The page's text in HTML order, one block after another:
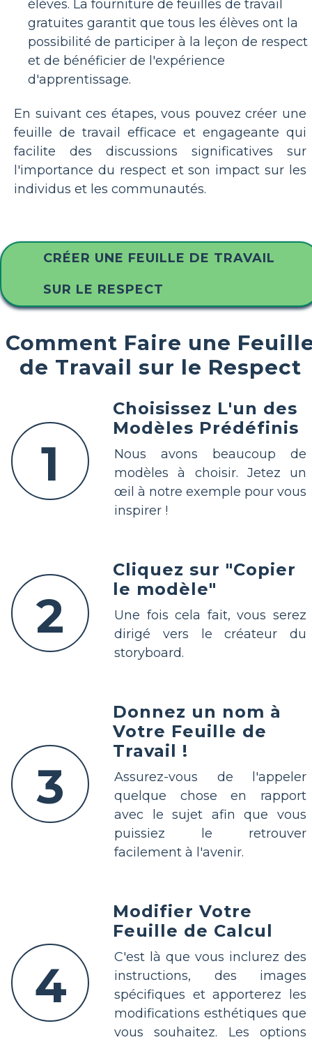
élèves. La fourniture de feuilles de travail
gratuites garantit que tous les élèves ont la
possibilité de participer à la leçon de respect
et de bénéficier de l'expérience
d'apprentissage.
En suivant ces étapes, vous pouvez créer une
feuille de travail efficace et engageante qui
facilite des discussions significatives sur
l'importance du respect et son impact sur les
individus et les communautés.
CRÉER UNE FEUILLE DE TRAVAIL
SUR LE RESPECT
Comment Faire une
de Travail sur le Respect
1
Choisissez L'un des
Modèles Prédéfinis
Nous avons beaucoup de
modèles à choisir. Jetez un
œil à notre exemple pour vous
inspirer !
2
Cliquez sur "Copier
le modèle"
Une fois cela fait, vous serez
dirigé vers le créateur du
storyboard.
3
Donnez un nom à
Votre Feuille de
Travail !
Assurez-vous de l'appeler
quelque chose en rapport
avec le sujet afin que vous
puissiez le retrouver
facilement à l'avenir.
4
Modifier Votre
Feuille de Calcul
C'est là que vous inclurez des
instructions, des images
spécifiques et apporterez les
modifications esthétiques que
vous souhaitez. Les options